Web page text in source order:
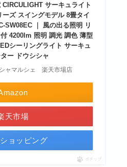
CIRCULIGHT サーキュライト
ーズ スイングモデル 8畳タイ
SW08EC ｜ 風の出る照明 リ
4200lm 照明 調光 調色 薄型
シーリングライト サーキュ
ー ドウシシャ
シャマルシェ 楽天市場店
天市場
ョッピング
ポチップ